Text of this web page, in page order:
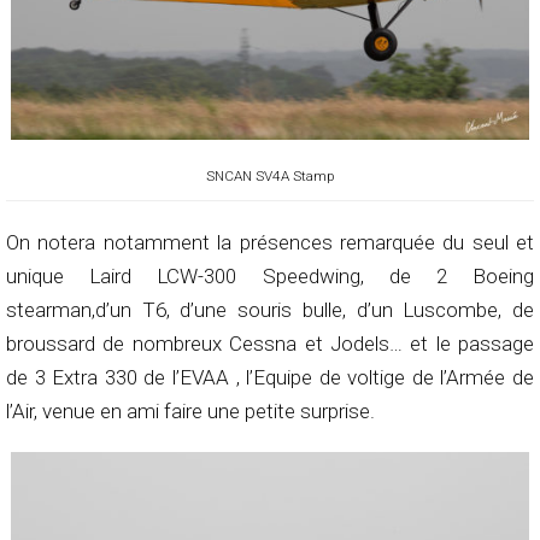
SNCAN SV4A Stamp
On notera notamment la présences remarquée du seul et
unique Laird LCW-300 Speedwing, de 2 Boeing
stearman,d’un T6, d’une souris bulle, d’un Luscombe, de
broussard de nombreux Cessna et Jodels… et le passage
de 3 Extra 330 de l’EVAA , l’Equipe de voltige de l’Armée de
l’Air, venue en ami faire une petite surprise.